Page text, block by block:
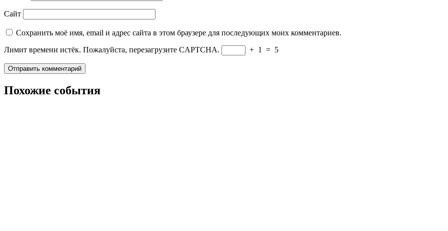
Сайт
Сохранить моё имя, email и адрес сайта в этом браузере для последующих моих комментариев.
Лимит времени истёк. Пожалуйста, перезагрузите CAPTCHA.
+ 1 = 5
Похожие события